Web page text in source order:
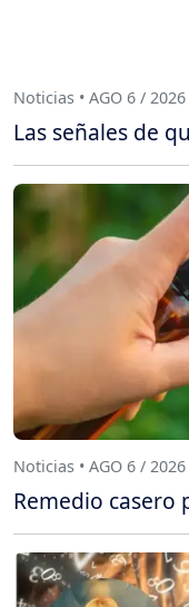
Noticias • AGO 6 / 2026
Las señales de
Noticias • AGO 6 / 2026
Remedio casero